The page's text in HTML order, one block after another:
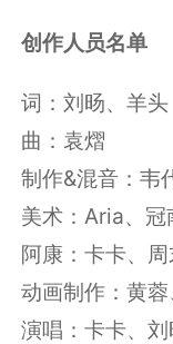
创作人员名单
词：刘旸、羊头
曲：袁熠
制作&混音：韦
美术：Aria、
阿康：卡卡、
动画制作：黄
演唱：卡卡、